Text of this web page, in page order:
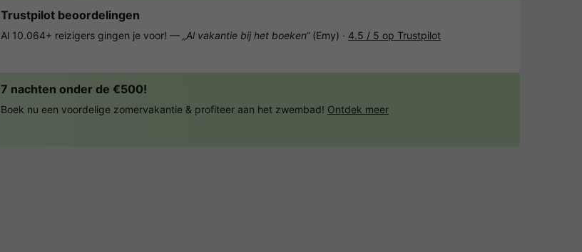
Trustpilot beoordelingen
Al 10.064+ reizigers gingen je voor! — „Al vakantie bij het boeken“(Emy) · 4.5 / 5 op Trustpilot
7 nachten onder de €500!
Boek nu een voordelige zomervakantie & profiteer aan het zwembad! Ontdek meer